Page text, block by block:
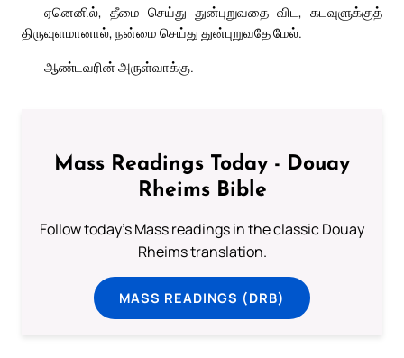
ஏனெனில், தீமை செய்து துன்புறுவதை விட, கடவுளுக்குத்
திருவுளமானால், நன்மை செய்து துன்புறுவதே மேல்.
ஆண்டவரின் அருள்வாக்கு.
Mass Readings Today - Douay
Rheims Bible
Follow today's Mass readings in the classic Douay
Rheims translation.
MASS READINGS (DRB)